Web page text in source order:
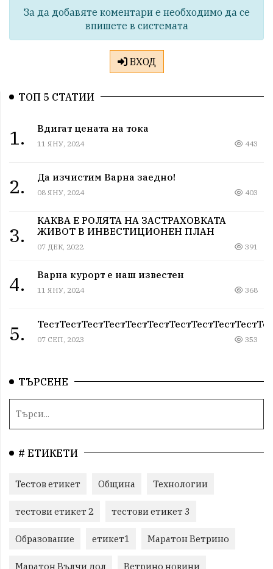
За да добавяте коментари е необходимо да се
впишете в системата
ВХОД
ТОП 5 СТАТИИ
1. Вдигат цената на тока
11 ЯНУ, 2024 443
2. Да изчистим Варна заедно!
08 ЯНУ, 2024 403
3.
КАКВА Е РОЛЯТА НА ЗАСТРАХОВКАТА
ЖИВОТ В ИНВЕСТИЦИОНЕН ПЛАН
07 ДЕК, 2022 391
4. Варна курорт е наш известен
11 ЯНУ, 2024 368
5. 07 СЕП, 2023 353
ТЪРСЕНЕ
# ЕТИКЕТИ
Тестов етикет Община Технологии
тестови етикет 2 тестови етикет 3
Образование етикет1 Маратон Ветрино
Маратон Вълчи дол Ветрино новини